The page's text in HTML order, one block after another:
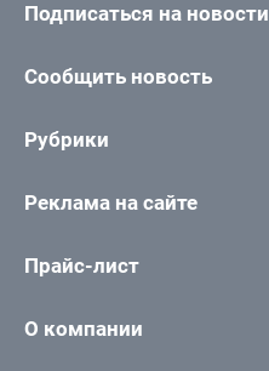
Подписаться на новости
Сообщить новость
Рубрики
Реклама на сайте
Прайс-лист
О компании